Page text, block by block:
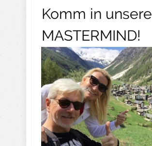
Komm in unsere
MASTERMIND!